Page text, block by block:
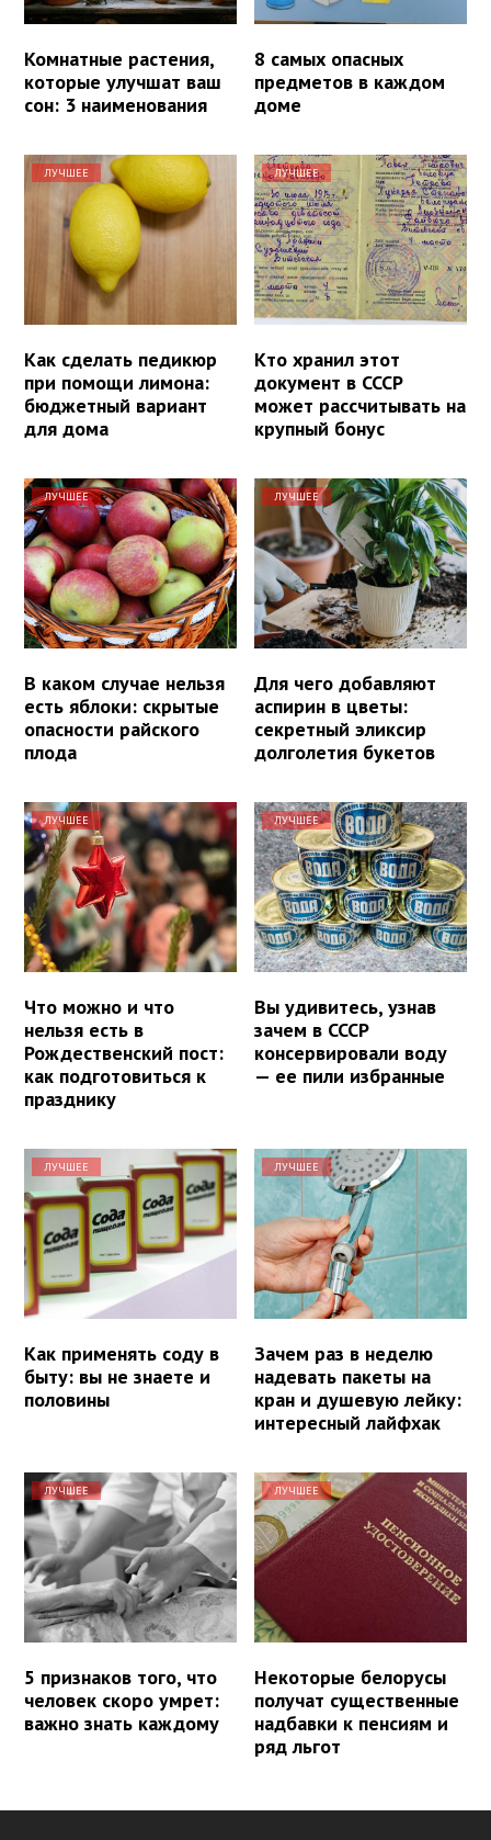
Комнатные растения,
которые улучшат ваш
сон: 3 наименования
8 самых опасных
предметов в каждом
доме
ЛУЧШЕЕ
Как сделать педикюр
при помощи лимона:
бюджетный вариант
для дома
ЛУЧШЕЕ
Кто хранил этот
документ в СССР
может рассчитывать на
крупный бонус
ЛУЧШЕЕ
В каком случае нельзя
есть яблоки: скрытые
опасности райского
плода
ЛУЧШЕЕ
Для чего добавляют
аспирин в цветы:
секретный эликсир
долголетия букетов
ЛУЧШЕЕ
Что можно и что
нельзя есть в
Рождественский пост:
как подготовиться к
празднику
ЛУЧШЕЕ
Вы удивитесь, узнав
зачем в СССР
консервировали воду
— ее пили избранные
ЛУЧШЕЕ
Как применять соду в
быту: вы не знаете и
половины
ЛУЧШЕЕ
Зачем раз в неделю
надевать пакеты на
кран и душевую лейку:
интересный лайфхак
ЛУЧШЕЕ
5 признаков того, что
человек скоро умрет:
важно знать каждому
ЛУЧШЕЕ
Некоторые белорусы
получат существенные
надбавки к пенсиям и
ряд льгот